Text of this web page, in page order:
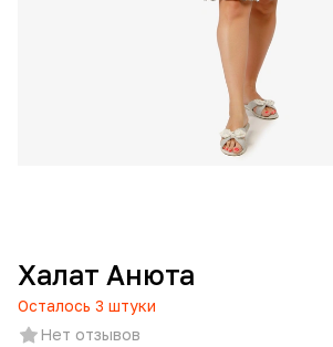
Халат Анюта
Осталось 3 штуки
Нет отзывов